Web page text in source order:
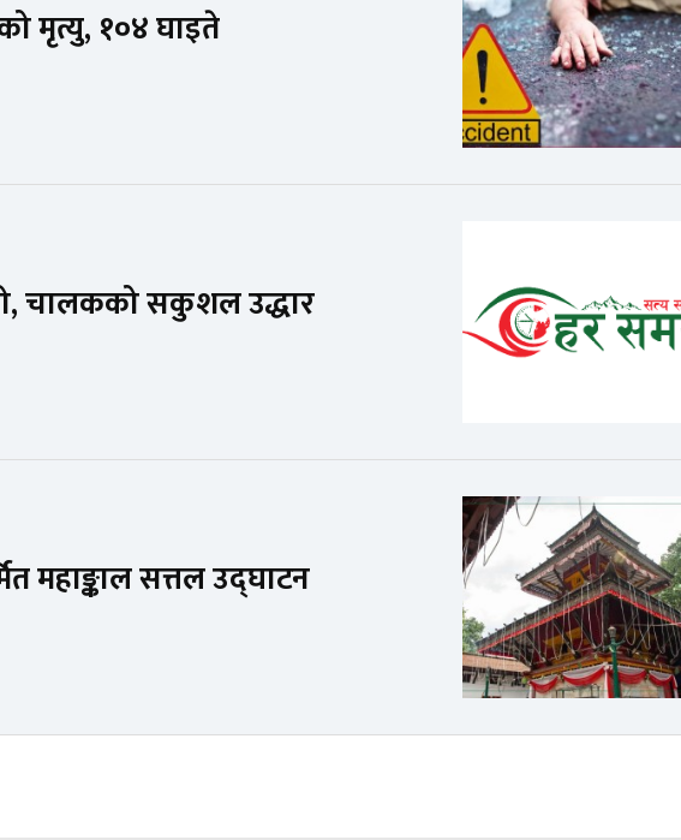
मृत्यु, १०४ घाइते
चालकको सकुशल उद्धार
महाङ्काल सत्तल उद्घाटन